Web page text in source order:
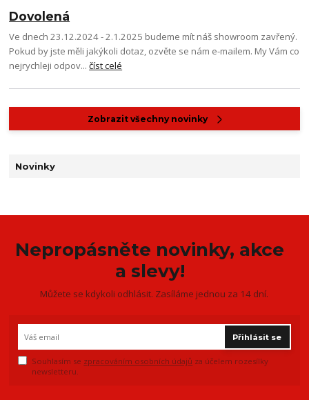
Dovolená
Ve dnech 23.12.2024 - 2.1.2025 budeme mít náš showroom zavřený.
Pokud by jste měli jakýkoli dotaz, ozvěte se nám e-mailem. My Vám co
nejrychleji odpov...číst celé
Zobrazit všechny novinky
Novinky
Nepropásněte novinky, akce
a slevy!
Můžete se kdykoli odhlásit. Zasíláme jednou za 14 dní.
Přihlásit se
Souhlasím se zpracováním osobních údajů za účelem rozesílky
newsletteru.